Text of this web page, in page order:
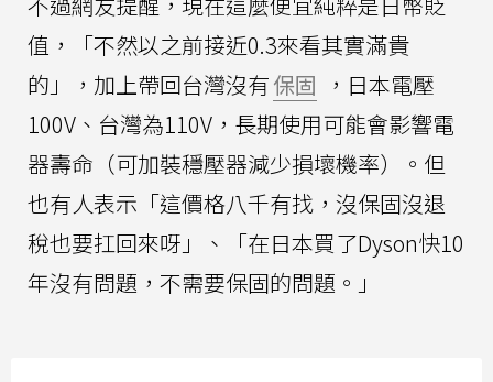
值，「不然以之前接近0.3來看其實滿貴
的」，加上帶回台灣沒有保固 ，日本電壓
100V、台灣為110V，長期使用可能會影響電
器壽命（可加裝穩壓器減少損壞機率）。但
也有人表示「這價格八千有找，沒保固沒退
稅也要扛回來呀」、「在日本買了Dyson快10
年沒有問題，不需要保固的問題。」